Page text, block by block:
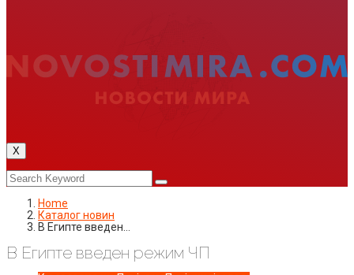
X
Home
Каталог новин
В Египте введен…
В Египте введен режим ЧП